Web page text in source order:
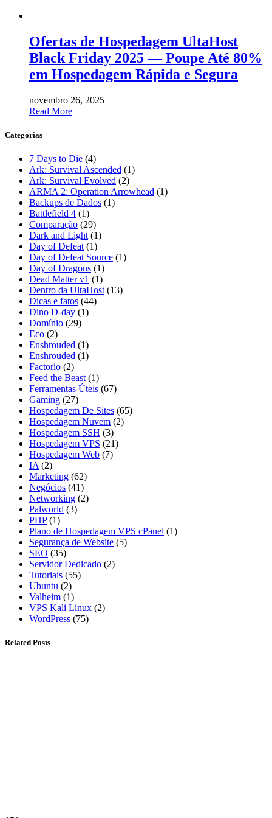
Ofertas de Hospedagem UltaHost
Black Friday 2025 — Poupe Até 80%
em Hospedagem Rápida e Segura
novembro 26, 2025
Read More
Categorias
7 Days to Die (4)
Ark: Survival Ascended (1)
Ark: Survival Evolved (2)
ARMA 2: Operation Arrowhead (1)
Backups de Dados (1)
Battlefield 4 (1)
Comparação (29)
Dark and Light (1)
Day of Defeat (1)
Day of Defeat Source (1)
Day of Dragons (1)
Dead Matter v1 (1)
Dentro da UltaHost (13)
Dicas e fatos (44)
Dino D-day (1)
Domínio (29)
Eco (2)
Enshrouded (1)
Enshrouded (1)
Factorio (2)
Feed the Beast (1)
Ferramentas Úteis (67)
Gaming (27)
Hospedagem De Sites (65)
Hospedagem Nuvem (2)
Hospedagem SSH (3)
Hospedagem VPS (21)
Hospedagem Web (7)
IA (2)
Marketing (62)
Negócios (41)
Networking (2)
Palworld (3)
PHP(1)
Plano de Hospedagem VPS cPanel (1)
Segurança de Website (5)
SEO (35)
Servidor Dedicado (2)
Tutoriais (55)
Ubuntu (2)
Valheim (1)
VPS Kali Linux (2)
WordPress (75)
Related Posts